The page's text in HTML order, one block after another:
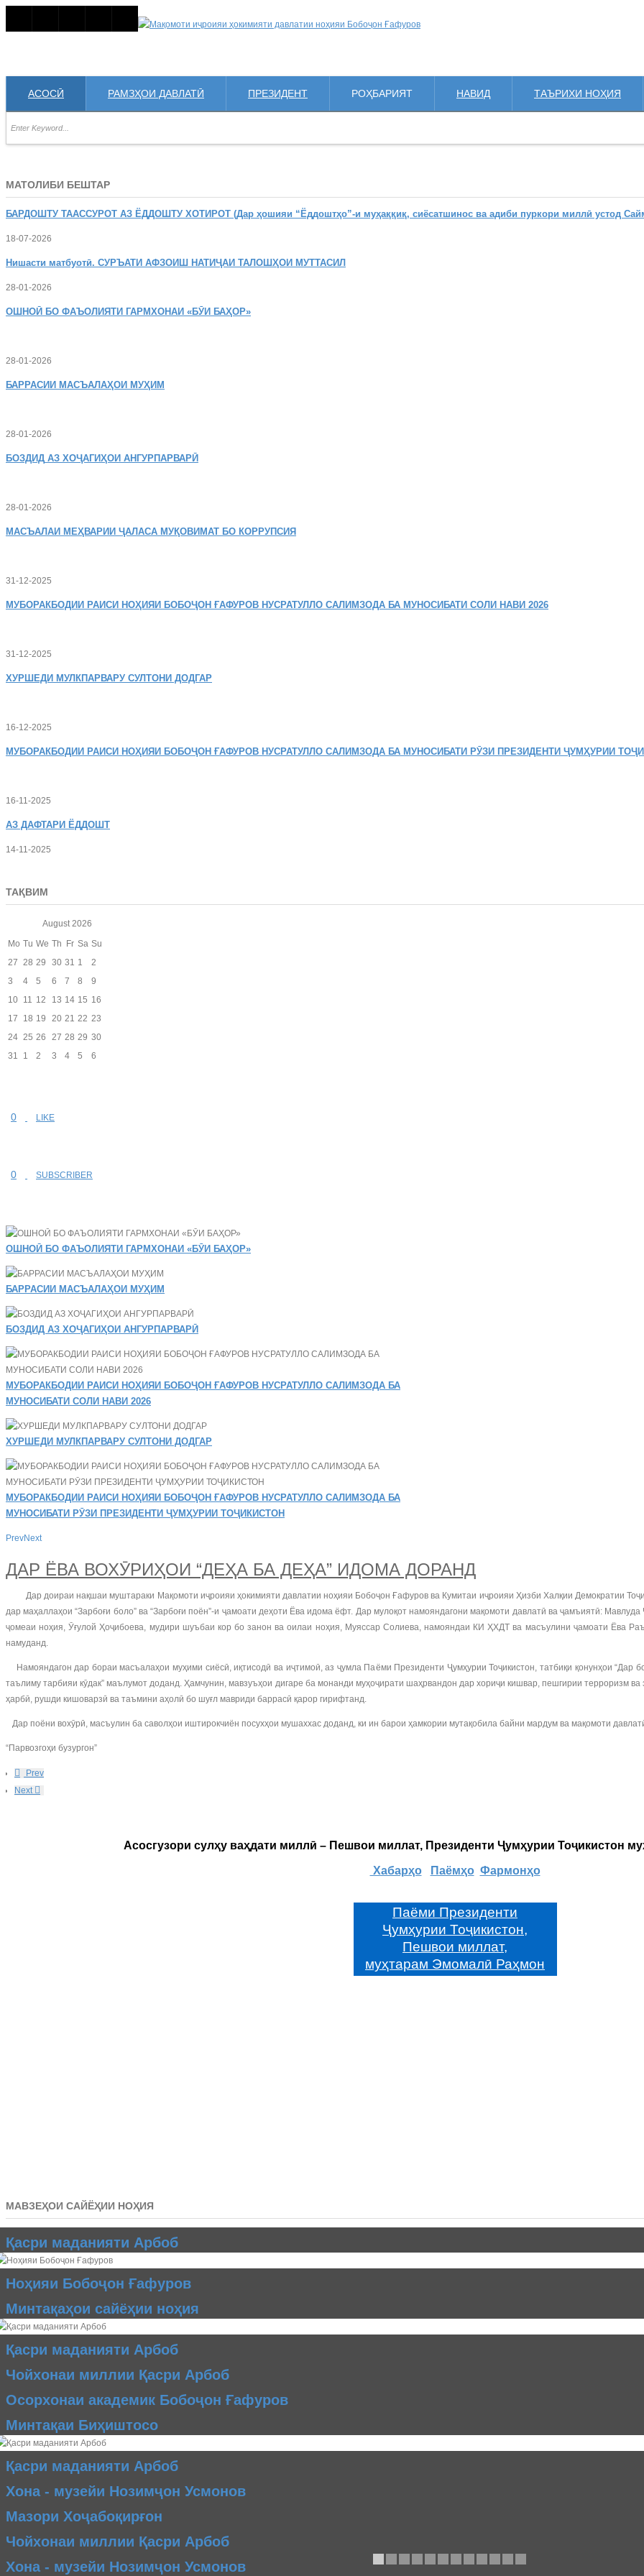
АСОСӢ РАМЗҲОИ ДАВЛАТӢ ПРЕЗИДЕНТ РОҲБАРИЯТ НАВИД ТАЪРИХИ НОҲИЯ
МАТОЛИБИ БЕШТАР
БАРДОШТУ ТААССУРОТ АЗ ЁДДОШТУ ХОТИРОТ (Дар ҳошияи “Ёддоштҳо”-и муҳаққиқ, сиёсатшинос ва адиби пуркори миллӣ устод
18-07-2026
Нишасти матбуотӣ. СУРЪАТИ АФЗОИШ НАТИҶАИ ТАЛОШҲОИ МУТТАСИЛ
28-01-2026
ОШНОӢ БО ФАЪОЛИЯТИ ГАРМХОНАИ «БӮИ БАҲОР»
28-01-2026
БАРРАСИИ МАСЪАЛАҲОИ МУҲИМ
28-01-2026
БОЗДИД АЗ ХОҶАГИҲОИ АНГУРПАРВАРӢ
28-01-2026
МАСЪАЛАИ МЕҲВАРИИ ҶАЛАСА МУҚОВИМАТ БО КОРРУПСИЯ
31-12-2025
МУБОРАКБОДИИ РАИСИ НОҲИЯИ БОБОҶОН ҒАФУРОВ НУСРАТУЛЛО САЛИМЗОДА БА МУНОСИБАТИ СОЛИ НАВИ 2026
31-12-2025
ХУРШЕДИ МУЛКПАРВАРУ СУЛТОНИ ДОДГАР
16-12-2025
МУБОРАКБОДИИ РАИСИ НОҲИЯИ БОБОҶОН ҒАФУРОВ НУСРАТУЛЛО САЛИМЗОДА БА МУНОСИБАТИ РӮЗИ ПРЕЗИДЕНТИ ҶУМҲУРИИ
16-11-2025
АЗ ДАФТАРИ ЁДДОШТ
14-11-2025
ТАҚВИМ
August 2026
Mo Tu We Th Fr Sa Su
27 28 29 30 31 1
2
3
4 5 6 7 8
9
10 11 12 13 14 15 16
17
18 19 20 21 22 23
24 25 26 27 28 29 30
31
1 2 3 4 5 6
0 LIKE
0 SUBSCRIBER
ОШНОӢ БО ФАЪОЛИЯТИ ГАРМХОНАИ «БӮИ БАҲОР»
БАРРАСИИ МАСЪАЛАҲОИ МУҲИМ
БОЗДИД АЗ ХОҶАГИҲОИ АНГУРПАРВАРӢ
МУБОРАКБОДИИ РАИСИ НОҲИЯИ БОБОҶОН ҒАФУРОВ НУСРАТУЛЛО САЛИМЗОДА БА
МУНОСИБАТИ СОЛИ НАВИ 2026
ХУРШЕДИ МУЛКПАРВАРУ СУЛТОНИ ДОДГАР
МУБОРАКБОДИИ РАИСИ НОҲИЯИ БОБОҶОН ҒАФУРОВ НУСРАТУЛЛО САЛИМЗОДА БА
МУНОСИБАТИ РӮЗИ ПРЕЗИДЕНТИ ҶУМҲУРИИ ТОҶИКИСТОН
PrevNext
ДАР ЁВА ВОХӮРИҲОИ “ДЕҲА БА ДЕҲА” ИДОМА ДОРАНД
Дар доираи нақшаи муштараки Мақомоти иҷроияи ҳокимияти давлатии ноҳияи Бобоҷон Ғафуров ва Кумитаи иҷроияи Ҳизби Халқии Демократии
дар маҳаллаҳои “Зарбоғи боло” ва “Зарбоғи поён”-и ҷамоати деҳоти Ёва идома ёфт. Дар мулоқот намояндагони мақомоти давлатӣ ва ҷамъиятӣ:
ҷомеаи ноҳия, Ӯғулой Ҳоҷибоева, мудири шуъбаи кор бо занон ва оилаи ноҳия, Муяссар Солиева, намояндаи КИ ҲХДТ ва масъулини ҷамоати Ёва
намуданд.
Намояндагон дар бораи масъалаҳои муҳими сиёсӣ, иқтисодӣ ва иҷтимоӣ, аз ҷумла Паёми Президенти Ҷумҳурии Тоҷикистон, татбиқи қонунҳои “Дар
таълиму тарбияи кӯдак” маълумот доданд. Ҳамчунин, мавзуъҳои дигаре ба монанди муҳоҷирати шаҳрвандон дар хориҷи кишвар, пешгирии терроризм
ҳарбӣ, рушди кишоварзӣ ва таъмини аҳолӣ бо шуғл мавриди баррасӣ қарор гирифтанд.
Дар поёни вохӯрӣ, масъулин ба саволҳои иштирокчиён посухҳои мушаххас доданд, ки ин барои ҳамкории мутақобила байни мардум ва мақомоти
“Парвозгоҳи бузургон”
Prev
Next
Асосгузори сулҳу ваҳдати миллӣ – Пешвои миллат, Президенти Ҷумҳурии Тоҷикистон
Хабарҳо Паёмҳо Фармонҳо
Паёми Президенти
Ҷумҳурии Тоҷикистон,
Пешвои миллат,
муҳтарам Эмомалӣ Раҳмон
МАВЗЕҲОИ САЙЁҲИИ НОҲИЯ
Қасри маданияти Арбоб
Ноҳияи Бобоҷон Ғафуров
Минтақаҳои сайёҳии ноҳия
Қасри маданияти Арбоб
Чойхонаи миллии Қасри Арбоб
Осорхонаи академик Бобоҷон Ғафуров
Минтақаи Биҳиштосо
Қасри маданияти Арбоб
Хона - музейи Нозимҷон Усмонов
Мазори Хоҷабоқирғон
Чойхонаи миллии Қасри Арбоб
Хона - музейи Нозимҷон Усмонов
1 2 4 5 6 7 8 9 10 11 12